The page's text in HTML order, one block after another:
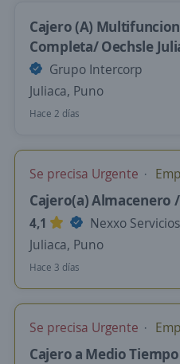
Cajero (A)
Completa/ Oechsle
Grupo Intercorp
Juliaca, Puno
Hace 2 días
Se precisa Urgente
Cajero(a) Almacenero
4,1
Nexxo
Juliaca, Puno
Hace 3 días
Se precisa Urgente
Cajero a Medio